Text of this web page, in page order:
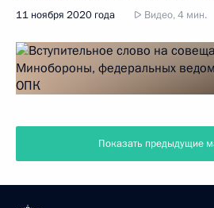
11 ноября 2020 года Видео, 4 мин.
Показать предыдущие